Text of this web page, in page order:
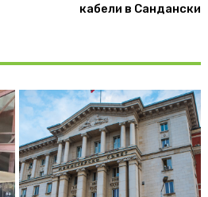
кабели в Сандански